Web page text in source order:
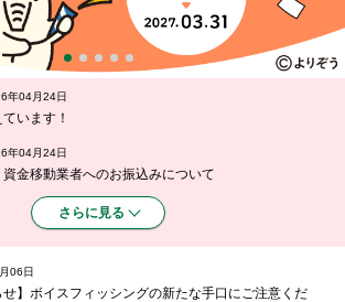
年04月24日
います！
年04月24日
金移動業者へのお振込みについて
さらに見る
06日
せ】ボイスフィッシングの新たな手口にご注意くだ